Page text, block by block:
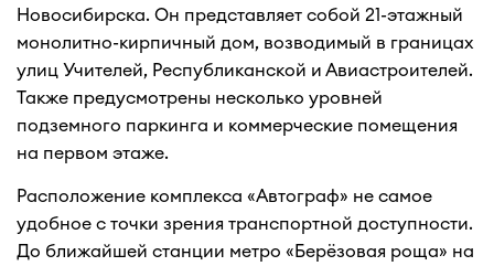
Новосибирска. Он представляет собой 21-этажный
монолитно-кирпичный дом, возводимый в границах
улиц Учителей, Республиканской и Авиастроителей.
Также предусмотрены несколько уровней
подземного паркинга и коммерческие помещения
на первом этаже.
Расположение комплекса «Автограф» не самое
удобное с точки зрения транспортной доступности.
До ближайшей станции метро «Берёзовая роща» на